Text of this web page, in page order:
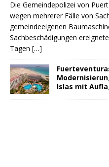
Die Gemeindepolizei von
wegen mehrerer Fälle von
gemeindeeigenen
Sachbeschädigungen
Tagen […]
Islas mit